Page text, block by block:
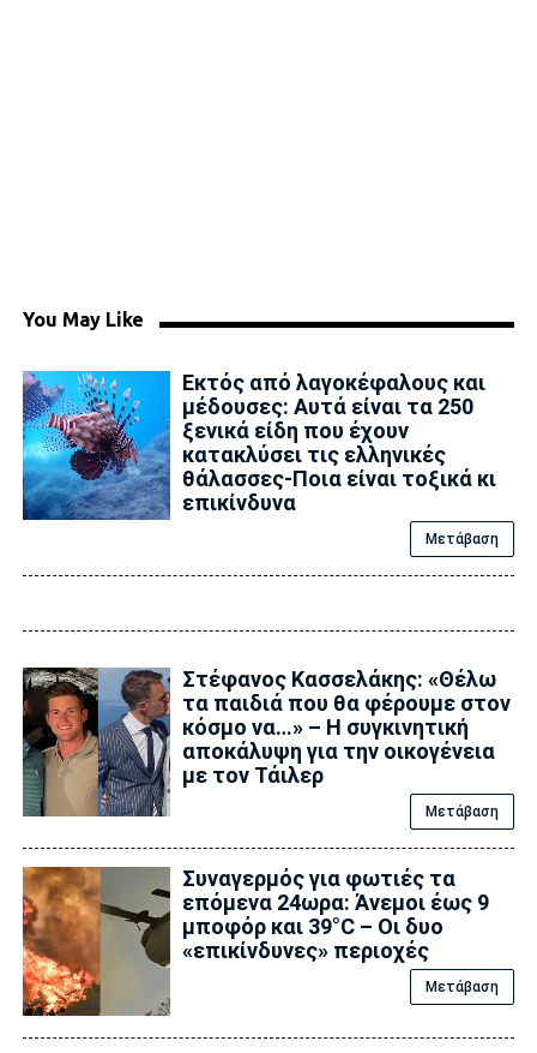
You May Like
Εκτός από λαγοκέφαλους και
μέδουσες: Aυτά είναι τα 250
ξενικά είδη που έχουν
κατακλύσει τις ελληνικές
θάλασσες-Ποια είναι τοξικά κι
επικίνδυνα
Μετάβαση
Στέφανος Κασσελάκης: «Θέλω
τα παιδιά που θα φέρουμε στον
κόσμο να…» – Η συγκινητική
αποκάλυψη για την οικογένεια
με τον Τάιλερ
Μετάβαση
Συναγερμός για φωτιές τα
επόμενα 24ωρα: Άνεμοι έως 9
μποφόρ και 39°C – Οι δυο
«επικίνδυνες» περιοχές
Μετάβαση